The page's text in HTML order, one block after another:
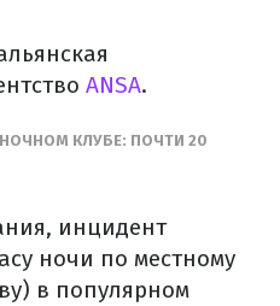
ANSA.
КЛУБЕ: ПОЧТИ 20
инцидент
ночи по местному
в популярном